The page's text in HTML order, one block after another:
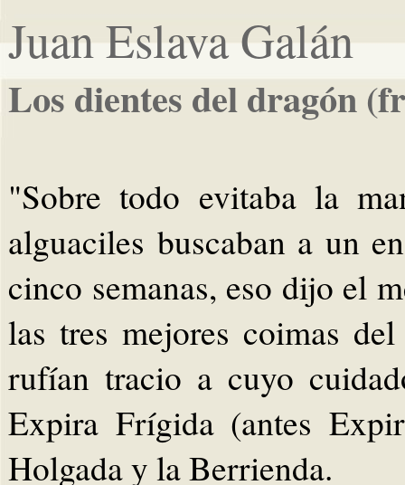
Juan Eslava Galán
Los dientes del dragón
"Sobre todo evitaba la
alguaciles buscaban a un
cinco semanas, eso dijo el
las tres mejores coimas
rufían tracio a cuyo
Expira Frígida (antes
Holgada y la Berrienda.